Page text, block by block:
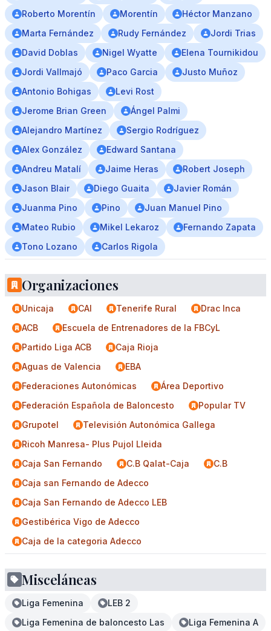
Roberto Morentín
Morentín
Héctor Manzano
Marta Fernández
Rudy Fernández
Jordi Trias
David Doblas
Nigel Wyatte
Elena Tournikidou
Jordi Vallmajó
Paco Garcia
Justo Muñoz
Antonio Bohigas
Levi Rost
Jerome Brian Green
Ángel Palmi
Alejandro Martínez
Sergio Rodríguez
Alex González
Edward Santana
Andreu Matalí
Jaime Heras
Robert Joseph
Jason Blair
Diego Guaita
Javier Román
Juanma Pino
Pino
Juan Manuel Pino
Mateo Rubio
Mikel Lekaroz
Fernando Zapata
Tono Lozano
Carlos Rigola
Organizaciones
Unicaja CAI Tenerife Rural
Drac Inca
ACB
Escuela de Entrenadores de la FBCyL
Partido Liga ACB
Caja Rioja
Aguas de Valencia
EBA
Federaciones Autonómicas
Área Deportivo
Federación Española de Baloncesto
Popular TV
Grupotel
Televisión Autonómica Gallega
Ricoh Manresa- Plus Pujol Lleida
Caja San Fernando
C.B Qalat-Caja
C.B
Caja san Fernando de Adecco
Caja San Fernando de Adecco LEB
Gestibérica Vigo de Adecco
Caja de la categoria Adecco
Misceláneas
Liga Femenina
LEB 2
Liga Femenina de baloncesto Las
Liga Femenina A